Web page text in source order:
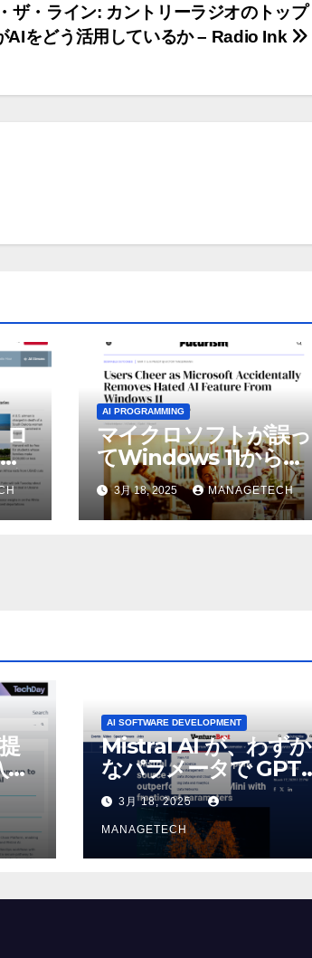
ザ・ライン: カントリーラジオのトップ
AIをどう活用しているか – Radio Ink
ロ
実
ザ
:
AI PROGRAMMING
マイクロソフトが誤っ
てWindows 11から嫌
われているAI機能を削
除したことにユーザー
が歓喜
3月 18, 2025 MANAGETECH
を
AI SOFTWARE DEVELOPMENT
Mistral AI が、わずか
なパラメータで GPT-
4o Mini を上回る新し
いオープンソース モ
デルをリリース |
VentureBeat
3月 18, 2025
MANAGETECH